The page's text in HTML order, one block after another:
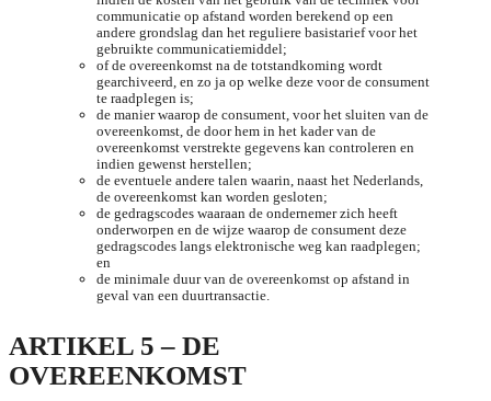
communicatie op afstand worden berekend op een
andere grondslag dan het reguliere basistarief voor het
gebruikte communicatiemiddel;
of de overeenkomst na de totstandkoming wordt
gearchiveerd, en zo ja op welke deze voor de consument
te raadplegen is;
de manier waarop de consument, voor het sluiten van de
overeenkomst, de door hem in het kader van de
overeenkomst verstrekte gegevens kan controleren en
indien gewenst herstellen;
de eventuele andere talen waarin, naast het Nederlands,
de overeenkomst kan worden gesloten;
de gedragscodes waaraan de ondernemer zich heeft
onderworpen en de wijze waarop de consument deze
gedragscodes langs elektronische weg kan raadplegen;
en
de minimale duur van de overeenkomst op afstand in
geval van een duurtransactie.
ARTIKEL 5 – DE
OVEREENKOMST